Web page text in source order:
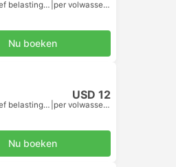
Inclusief belastingen per volwassene
Nu boeken
USD 12
Inclusief belastingen per volwassene
Nu boeken